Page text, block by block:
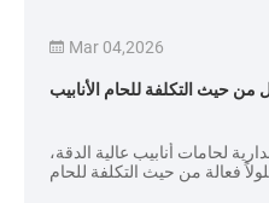
Mar 04,2026
من حيث التكلفة للحام الأنابيب
لحامات أنابيب عالية الدقة،
فعالة من حيث التكلفة للحام